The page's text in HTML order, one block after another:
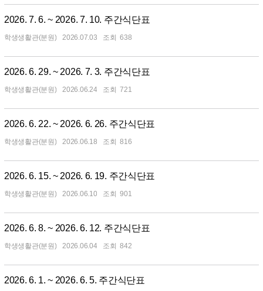
2026. 7. 6. ~ 2026. 7. 10. 주간식단표
학생생활관(분원) 2026.07.03 638
2026. 6. 29. ~ 2026. 7. 3. 주간식단표
학생생활관(분원) 2026.06.24 721
2026. 6. 22. ~ 2026. 6. 26. 주간식단표
학생생활관(분원) 2026.06.18 816
2026. 6. 15. ~ 2026. 6. 19. 주간식단표
학생생활관(분원) 2026.06.10 901
2026. 6. 8. ~ 2026. 6. 12. 주간식단표
학생생활관(분원) 2026.06.04 842
2026. 6. 1. ~ 2026. 6. 5. 주간식단표